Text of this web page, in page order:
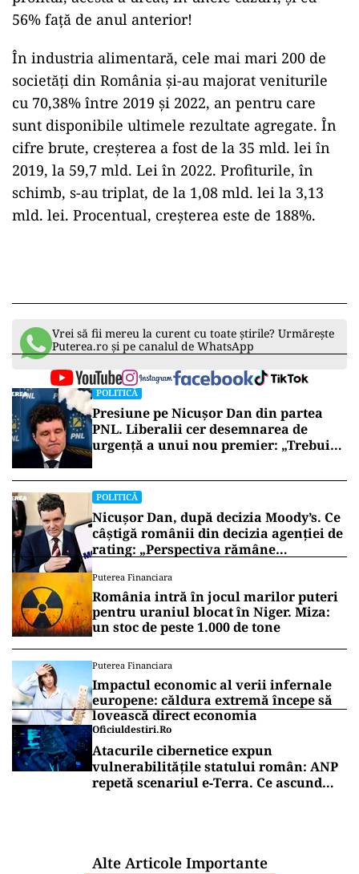
56% față de anul anterior!
În industria alimentară, cele mai mari 200 de
societăți din România și-au majorat veniturile
cu 70,38% între 2019 și 2022, an pentru care
sunt disponibile ultimele rezultate agregate. În
cifre brute, creșterea a fost de la 35 mld. lei în
2019, la 59,7 mld. Lei în 2022. Profiturile, în
schimb, s-au triplat, de la 1,08 mld. lei la 3,13
mld. lei. Procentual, creșterea este de 188%.
Vrei să fii mereu la curent cu toate știrile? Urmărește
Puterea.ro și pe canalul de WhatsApp
POLITICĂ
Presiune pe Nicușor Dan din partea
PNL. Liberalii cer desemnarea de
urgență a unui nou premier: „Trebuie
POLITICĂ
Nicușor Dan, după decizia Moody’s. Ce
câștigă românii din decizia agenției de
rating: „Perspectiva rămâne
Puterea Financiara
România intră în jocul marilor puteri
pentru uraniul blocat în Niger. Miza:
un stoc de peste 1.000 de tone
Puterea Financiara
Impactul economic al verii infernale
europene: căldura extremă începe să
lovească direct economia
Oficiuldestiri.ro
Atacurile cibernetice expun
vulnerabilitățile statului român: ANP
repetă scenariul e‑Terra. Ce ascund
Alte Articole Importante